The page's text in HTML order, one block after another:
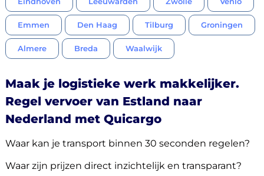
Emmen Den Haag Tilburg Groningen
Almere Breda Waalwijk
Maak je logistieke werk makkelijker.
Regel vervoer van Estland naar
Nederland met Quicargo
Waar kan je transport binnen 30 seconden regelen?
Waar zijn prijzen direct inzichtelijk en transparant?